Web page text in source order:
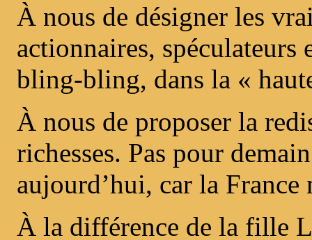
À nous de désigner les
actionnaires, spéculateurs
bling-bling, dans la «
À nous de proposer la
richesses. Pas pour
aujourd’hui, car la France
À la différence de la fille